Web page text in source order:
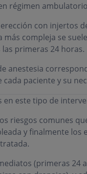
régimen
con injertos
compleja se
primeras 24 horas.
anestesia
paciente y su
en este tipo de
riesgos comunes
y finalmente
(primeras 24